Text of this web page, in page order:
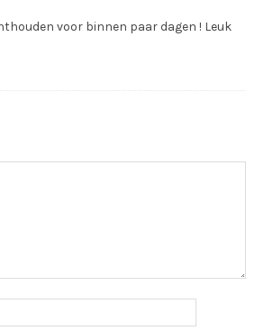
voor binnen paar dagen ! Leuk